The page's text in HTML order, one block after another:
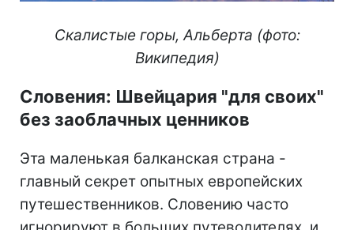
Скалистые горы, Альберта (фото:
Википедия)
Словения: Швейцария "для своих"
без заоблачных ценников
Эта маленькая балканская страна -
главный секрет опытных европейских
путешественников. Словению часто